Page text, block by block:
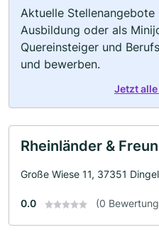
Aktuelle
Ausbildung oder als
Quereinsteiger und
und bewerben.
Jetzt
Rheinländer &
Große Wiese 11, 37351
0.0 (0